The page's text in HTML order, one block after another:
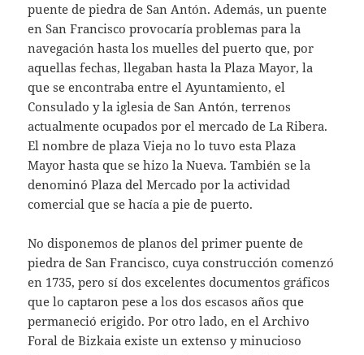
puente de piedra de San Antón. Además, un puente
en San Francisco provocaría problemas para la
navegación hasta los muelles del puerto que, por
aquellas fechas, llegaban hasta la Plaza Mayor, la
que se encontraba entre el Ayuntamiento, el
Consulado y la iglesia de San Antón, terrenos
actualmente ocupados por el mercado de La Ribera.
El nombre de plaza Vieja no lo tuvo esta Plaza
Mayor hasta que se hizo la Nueva. También se la
denominó Plaza del Mercado por la actividad
comercial que se hacía a pie de puerto.
No disponemos de planos del primer puente de
piedra de San Francisco, cuya construcción comenzó
en 1735, pero sí dos excelentes documentos gráficos
que lo captaron pese a los dos escasos años que
permaneció erigido. Por otro lado, en el Archivo
Foral de Bizkaia existe un extenso y minucioso